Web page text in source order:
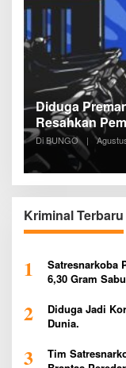
Diduga
Resahkan
Bungo dan
Bertindak
Di BUNGO |
Kriminal Terbaru
1
Satresnarkoba
6,30 Gram Sabu
2
Diduga Jadi
Dunia.
3
Tim